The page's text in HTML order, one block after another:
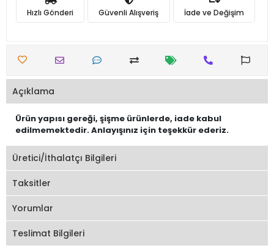
Hızlı Gönderi Güvenli Alışveriş İade ve Değişim
Açıklama
Ürün yapısı gereği, şişme ürünlerde, iade kabul
edilmemektedir. Anlayışınız için teşekkür ederiz.
Üretici/İthalatçı Bilgileri
Taksitler
Yorumlar
Teslimat Bilgileri